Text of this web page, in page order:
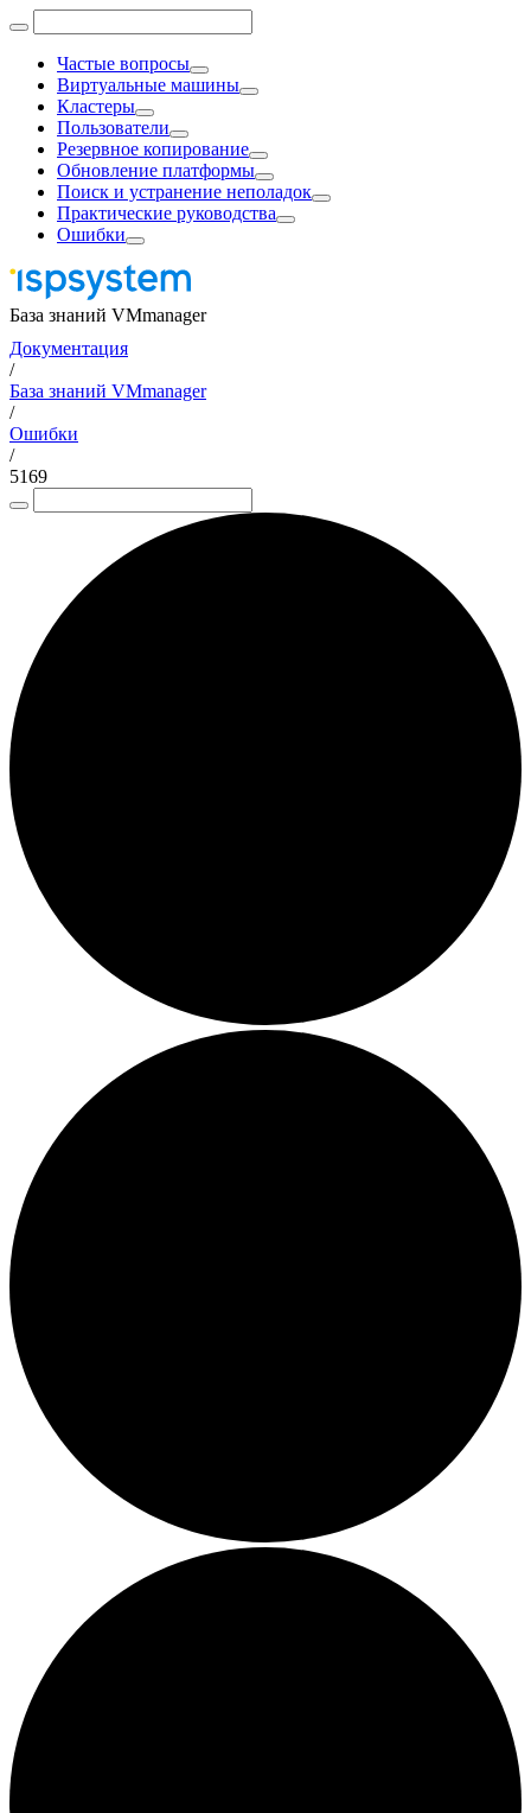
Частые вопросы
Виртуальные машины
Кластеры
Пользователи
Резервное копирование
Обновление платформы
Поиск и устранение неполадок
Практические руководства
Ошибки
База знаний VMmanager
Документация
/
База знаний VMmanager
/
Ошибки
/
5169